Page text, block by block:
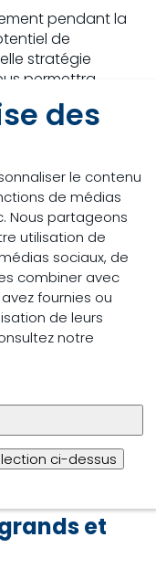
des
le contenu
de médias
Nous partageons
utilisation de
sociaux, de
combiner avec
fournies ou
de leurs
notre
ci-dessus
pendant la
de
stratégie
permettra
article lève le
de
: à
optimiser le
durant le
attacher à
dès que
leur donnant du
est
pendant les
: «
et